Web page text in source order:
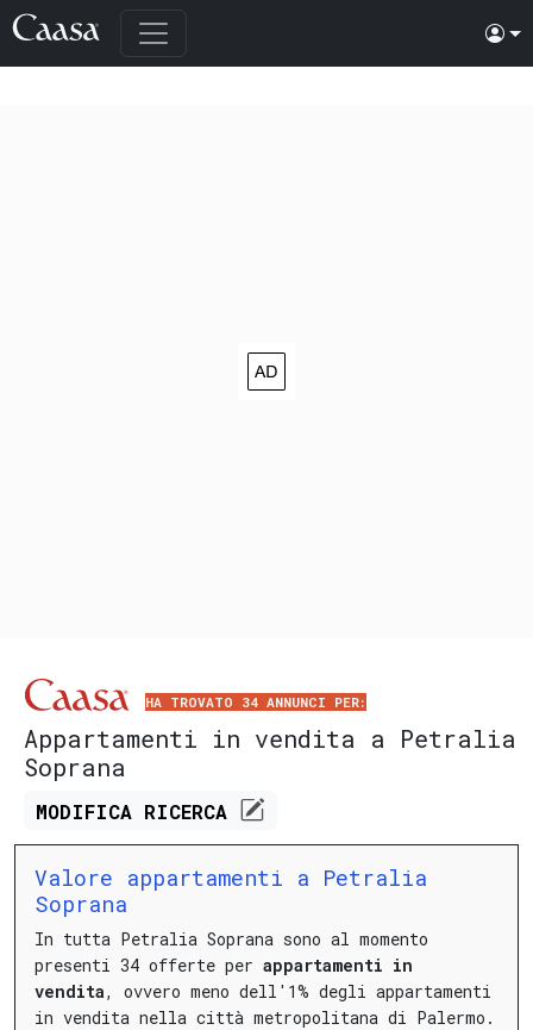
HA TROVATO 34 ANNUNCI PER:
Appartamenti in vendita a Petralia
Soprana
MODIFICA RICERCA
Valore appartamenti a Petralia
Soprana
In tutta Petralia Soprana sono al momento
presenti 34 offerte per appartamenti in
vendita, ovvero meno dell'1% degli appartamenti
in vendita nella città metropolitana di Palermo.